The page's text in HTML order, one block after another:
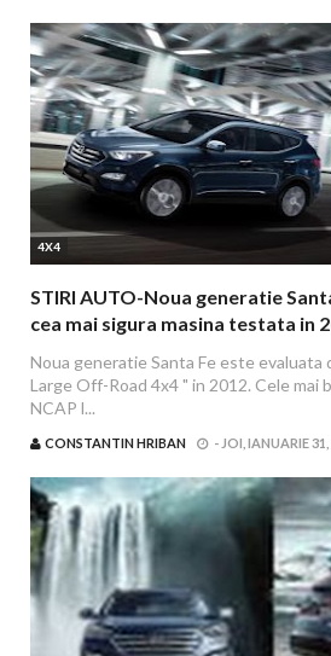
4X4
STIRI AUTO-Noua generatie
cea mai sigura masina testata in
Noua generatie Santa Fe este evaluata
Large Off-Road 4x4 " in 2012. Cele mai
NCAP l...
CONSTANTIN HRIBAN - JOI, IANUARIE